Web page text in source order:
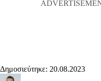
Δημοσιεύτηκε: 20.08.2023